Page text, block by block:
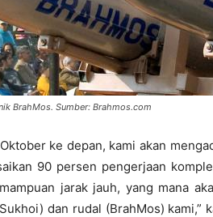
BrahMos. Sumber: Brahmos.com
ke depan, kami akan
90 persen pengerjaan
jarak jauh, yang mana
dan rudal (BrahMos) kami,”